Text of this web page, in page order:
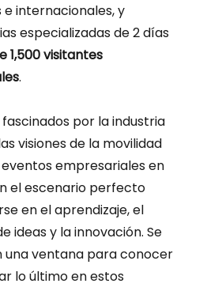
e internacionales, y
especializadas de 2 días
1,500 visitantes
.
por la industria
visiones de la movilidad
empresariales en
el escenario perfecto
en el aprendizaje, el
ideas y la innovación. Se
una ventana para conocer
lo último en estos